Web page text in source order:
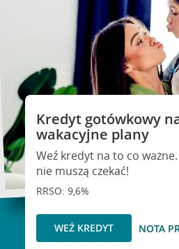
Kredyt gotówkowy
wakacyjne plany
Weź kredyt na to co
nie muszą czekać!
RRSO: 9,6%
WEŹ KREDYT NOTA